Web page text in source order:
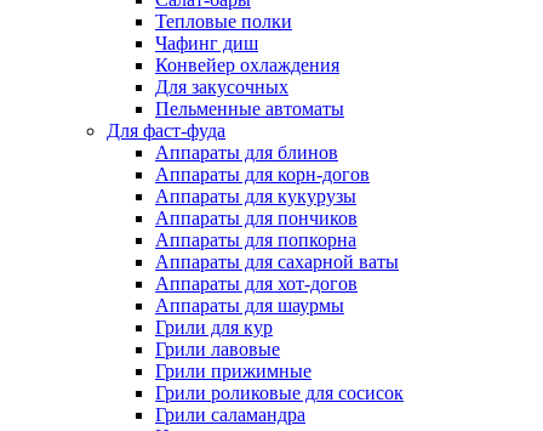
Тепловые полки
Чафинг диш
Конвейер охлаждения
Для закусочных
Пельменные автоматы
Для фаст-фуда
Аппараты для блинов
Аппараты для корн-догов
Аппараты для кукурузы
Аппараты для пончиков
Аппараты для попкорна
Аппараты для сахарной ваты
Аппараты для хот-догов
Аппараты для шаурмы
Грили для кур
Грили лавовые
Грили прижимные
Грили роликовые для сосисок
Грили саламандра